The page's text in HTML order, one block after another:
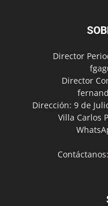
Director
Director
Dirección: 9 de
Villa Carlos
Contáctanos: